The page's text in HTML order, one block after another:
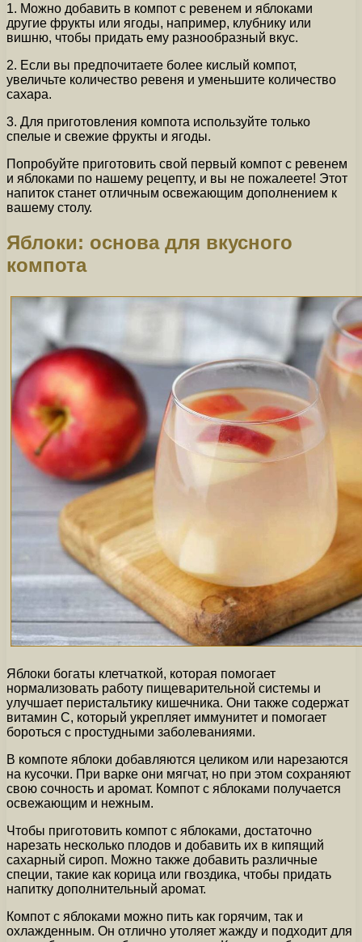
1. Можно добавить в компот с ревенем и яблоками
другие фрукты или ягоды, например, клубнику или
вишню, чтобы придать ему разнообразный вкус.
2. Если вы предпочитаете более кислый компот,
увеличьте количество ревеня и уменьшите количество
сахара.
3. Для приготовления компота используйте только
спелые и свежие фрукты и ягоды.
Попробуйте приготовить свой первый компот с ревенем
и яблоками по нашему рецепту, и вы не пожалеете! Этот
напиток станет отличным освежающим дополнением к
вашему столу.
Яблоки: основа для вкусного
компота
Яблоки богаты клетчаткой, которая помогает
нормализовать работу пищеварительной системы и
улучшает перистальтику кишечника. Они также содержат
витамин С, который укрепляет иммунитет и помогает
бороться с простудными заболеваниями.
В компоте яблоки добавляются целиком или нарезаются
на кусочки. При варке они мягчат, но при этом сохраняют
свою сочность и аромат. Компот с яблоками получается
освежающим и нежным.
Чтобы приготовить компот с яблоками, достаточно
нарезать несколько плодов и добавить их в кипящий
сахарный сироп. Можно также добавить различные
специи, такие как корица или гвоздика, чтобы придать
напитку дополнительный аромат.
Компот с яблоками можно пить как горячим, так и
охлажденным. Он отлично утоляет жажду и подходит для